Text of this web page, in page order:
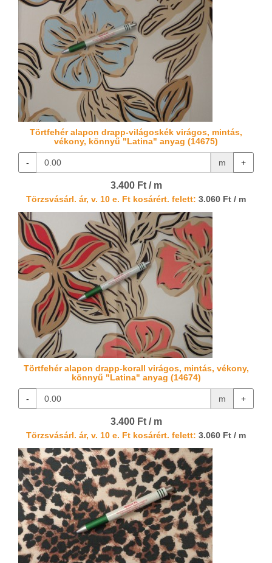
Törtfehér alapon drapp-világoskék virágos, mintás,
vékony, könnyű "Latina" anyag (14675)
- m +
3.400 Ft / m
Törzsvásárl. ár, v. 10 e. Ft kosárért. felett: 3.060 Ft / m
Törtfehér alapon drapp-korall virágos, mintás, vékony,
könnyű "Latina" anyag (14674)
- m +
3.400 Ft / m
Törzsvásárl. ár, v. 10 e. Ft kosárért. felett: 3.060 Ft / m